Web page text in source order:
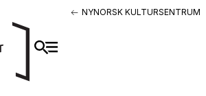
NYNORSK KULTURSENTRUM